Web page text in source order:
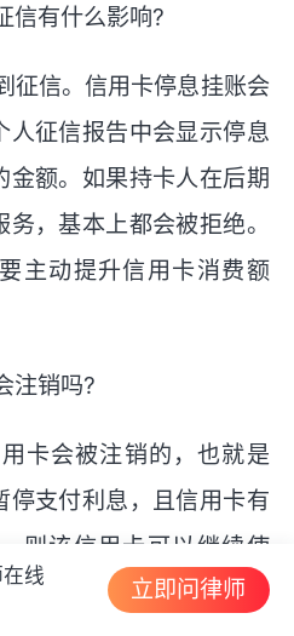
信有什么影响?
征信。信用卡停息挂账会
人征信报告中会显示停息
金额。如果持卡人在后期
，基本上都会被拒绝。
主动提升信用卡消费额
注销吗?
卡会被注销的，也就是
停支付利息，且信用卡有
则该信用卡可以继续使
线 立即问律师